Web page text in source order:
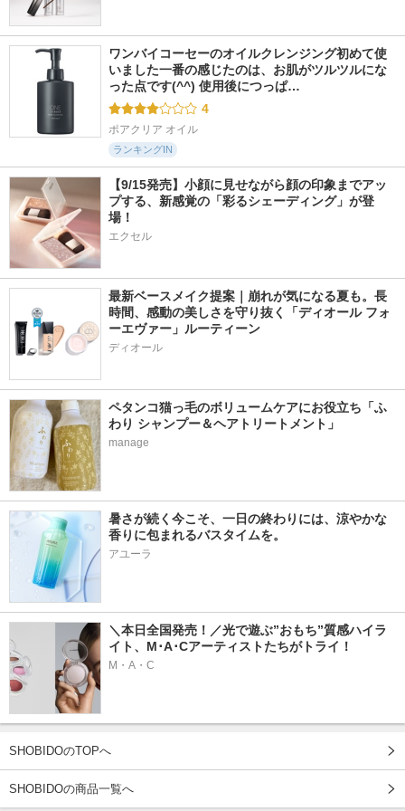
ワンバイコーセーのオイルクレンジング初めて使
いました一番の感じたのは、お肌がツルツルにな
った点です(^^) 使用後につっぱ…
4
ポアクリア オイル
ランキングIN
【9/15発売】小顔に見せながら顔の印象までアッ
プする、新感覚の「彩るシェーディング」が登
場！
エクセル
最新ベースメイク提案｜崩れが気になる夏も。長
時間、感動の美しさを守り抜く「ディオール フォ
ーエヴァー」ルーティーン
ディオール
ペタンコ猫っ毛のボリュームケアにお役立ち「ふ
わり シャンプー＆ヘアトリートメント」
manage
暑さが続く今こそ、一日の終わりには、涼やかな
香りに包まれるバスタイムを。
アユーラ
＼本日全国発売！／光で遊ぶ”おもち”質感ハイラ
イト、M･A･Cアーティストたちがトライ！
M・A・C
SHOBIDOのTOPへ
SHOBIDOの商品一覧へ